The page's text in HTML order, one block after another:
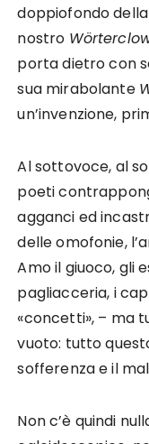
doppiofondo
nostro
porta dietro con
sua mirabolante
un’invenzione,
Al sottovoce, al
poeti
agganci ed
delle omofonie,
Amo il giuoco, gli
pagliacceria, i
«concetti», – ma
vuoto: tutto
sofferenza e il
Non c’è quindi